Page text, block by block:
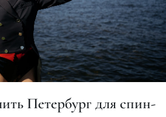
Петербург для спин-